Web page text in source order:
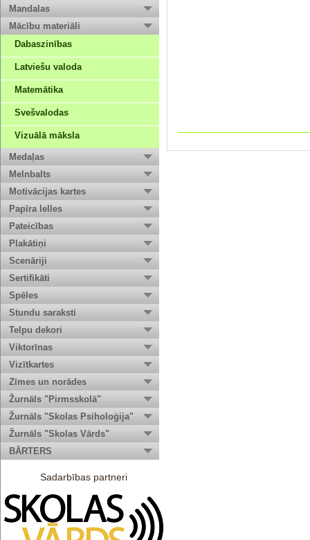
Mandalas
Mācību materiāli
Dabaszinības
Latviešu valoda
Matemātika
Svešvalodas
Vizuālā māksla
Medaļas
Melnbalts
Motivācijas kartes
Papīra lelles
Pateicības
Plakātiņi
Scenāriji
Sertifikāti
Spēles
Stundu saraksti
Telpu dekori
Viktorīnas
Vizītkartes
Zīmes un norādes
Žurnāls "Pirmsskolā"
Žurnāls "Skolas Psiholoģija"
Žurnāls "Skolas Vārds"
BĀRTERS
Sadarbības partneri